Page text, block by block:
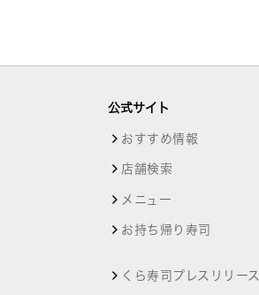
公式サイト
おすすめ情報
店舗検索
メニュー
お持ち帰り寿司
くら寿司プレスリリース